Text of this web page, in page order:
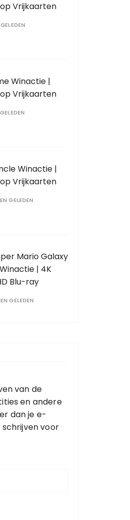
Vrijkaarten
Winactie |
Vrijkaarten
Winactie |
Vrijkaarten
GELEDEN
Mario Galaxy
| 4K
Blu-ray
GELEDEN
van de
en andere
dan je e-
schrijven voor